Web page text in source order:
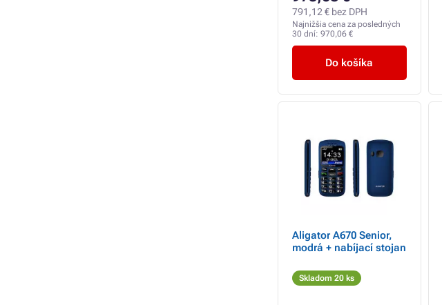
791,12 € bez DPH
Najnižšia cena za posledných
30 dní: 970,06 €
Do košíka
Aligator A670 Senior,
modrá + nabíjací stojan
Skladom 20 ks